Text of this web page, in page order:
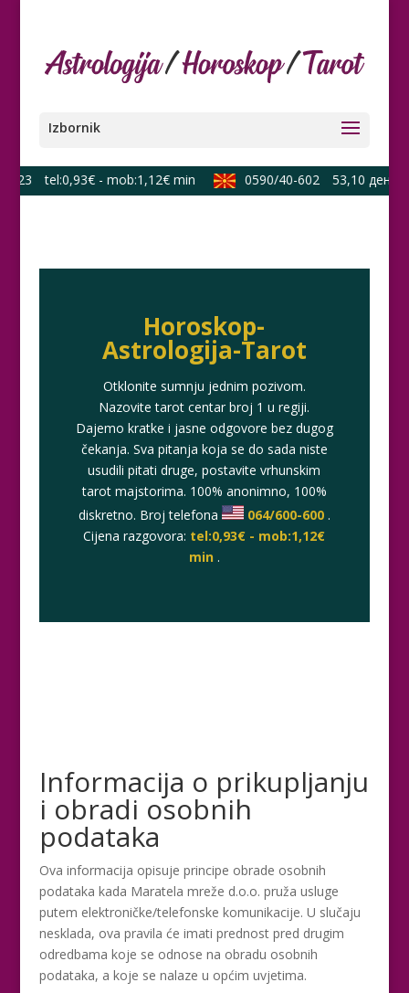
tel:0,93€ - mob:1,12€ min 0590/40-602 53,10 ден./min
Horoskop-
Astrologija-Tarot
Otklonite sumnju jednim pozivom.
Nazovite tarot centar broj 1 u regiji.
Dajemo kratke i jasne odgovore bez dugog
čekanja. Sva pitanja koja se do sada niste
usudili pitati druge, postavite vrhunskim
tarot majstorima. 100% anonimno, 100%
diskretno. Broj telefona
064/600-600 .
Cijena razgovora: tel:0,93€ - mob:1,12€
min .
Informacija o prikupljanju
i obradi osobnih
podataka
Ova informacija opisuje principe obrade osobnih
podataka kada Maratela mreže d.o.o. pruža usluge
putem elektroničke/telefonske komunikacije. U slučaju
nesklada, ova pravila će imati prednost pred drugim
odredbama koje se odnose na obradu osobnih
podataka, a koje se nalaze u općim uvjetima.